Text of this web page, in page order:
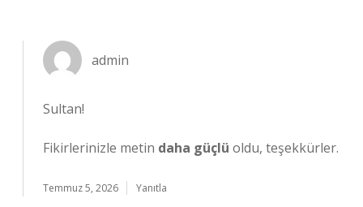
admin
Sultan!
Fikirlerinizle metin daha güçlü oldu, teşekkürler.
Temmuz 5, 2026 Yanıtla